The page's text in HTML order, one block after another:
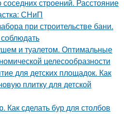
строений. Расстояние
СНиП
при строительстве бани.
и туалетом. Оптимальные
целесообразности
для детских площадок. Как
плитку для детской
Как сделать бур для столбов